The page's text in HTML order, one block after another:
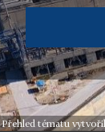
Přehled tématu